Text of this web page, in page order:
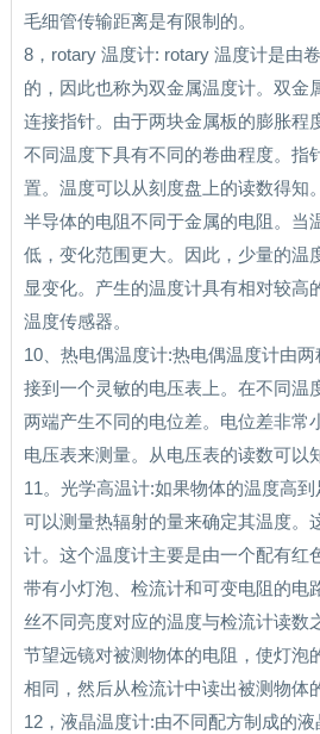
毛细管传输距离是有限制的。
8，rotary 温度计: rotary 温度计是由
的，因此也称为双金属温度计。双金
连接指针。由于两块金属板的膨胀程
不同温度下具有不同的卷曲程度。指
置。温度可以从刻度盘上的读数得知
半导体的电阻不同于金属的电阻。当
低，变化范围更大。因此，少量的温
显变化。产生的温度计具有相对较高
温度传感器。
10、热电偶温度计:热电偶温度计由
接到一个灵敏的电压表上。在不同温
两端产生不同的电位差。电位差非常
电压表来测量。从电压表的读数可以
11。光学高温计:如果物体的温度高到
可以测量热辐射的量来确定其温度。
计。这个温度计主要是由一个配有红
带有小灯泡、检流计和可变电阻的电
丝不同亮度对应的温度与检流计读数
节望远镜对被测物体的电阻，使灯泡
相同，然后从检流计中读出被测物体
12，液晶温度计:由不同配方制成的